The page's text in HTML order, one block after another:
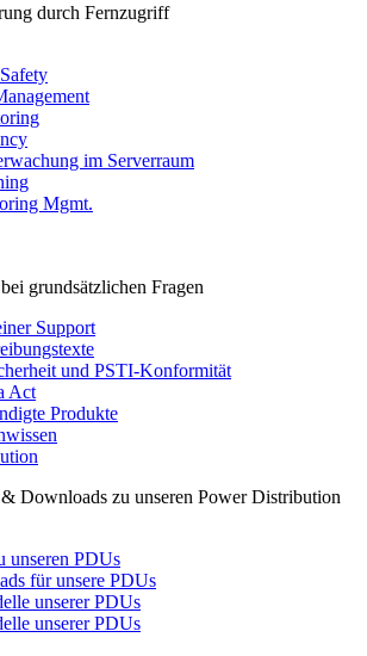
durch Fernzugriff
im Serverraum
Mgmt.
grundsätzlichen Fragen
Support
und PSTI-Konformität
Act
Produkte
Downloads zu unseren Power Distribution
unseren PDUs
für unsere PDUs
unserer PDUs
unserer PDUs